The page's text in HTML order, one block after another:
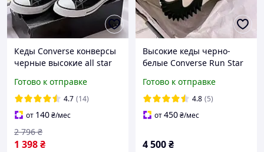
Кеды Converse конверсы
черные высокие all star
женские черно белые 36-
41 размер
Готово к отправке
4.7 (14)
от 140₴/мес
1 398₴
2 796 ₴
Высокие кеды черно-
белые Converse Run Star
36-41
Готово к отправке
4.8 (5)
от450₴/мес
4 500₴